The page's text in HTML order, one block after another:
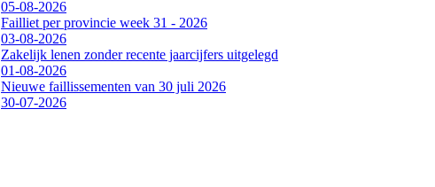
05-08-2026
Failliet per provincie week 31 - 2026
03-08-2026
Zakelijk lenen zonder recente jaarcijfers uitgelegd
01-08-2026
Nieuwe faillissementen van 30 juli 2026
30-07-2026